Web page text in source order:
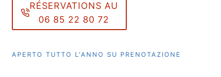
RÉSERVATIONS AU
06 85 22 80 72
APERTO TUTTO L'ANNO SU PRENOTAZIONE